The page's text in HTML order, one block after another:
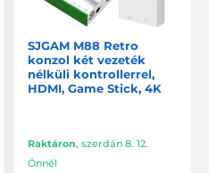
SJGAM M88 Retro
konzol két vezeték
nélküli kontrollerrel,
HDMI, Game Stick, 4K
Raktáron, szerdán 8. 12.
Önnél